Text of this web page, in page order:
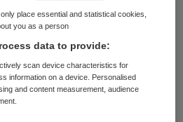
aantal doden vaak
dagen, omdat het
maandag sterfgevallen
binnenkrijgt.
dinsdag voor het laatst
place essential and statistical cookies,
you as a person
data to provide:
scan device characteristics for
information on a device. Personalised
and content measurement, audience